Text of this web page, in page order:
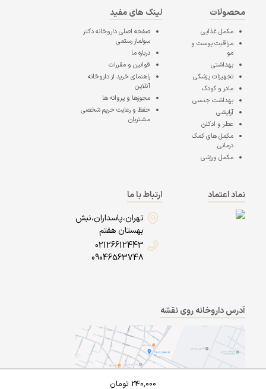
240,000 تومان
محصولات
مکمل غذایی
مراقبت پوست و
مو
بهداشتی
تجهیزات پزشکی
مادر و کودک
بهداشت جنسی
آرایشی
عطر و ادکلن
مکمل های کمک
درمانی
مکمل ورزشی
لینک های مفید
صفحه اصلیداروخانه دکتر
سولماز رستمی
درباره ما
قوانین و مقررات
راهنمای خرید از داروخانه
آنلاین
مجوزها و پروانه ها
حفظ و رعایت حریم شخصی
مشتریان
نماد اعتماد
ارتباط با ما
تهران،پاسداران،نبش
بهستان هفتم
02126612443
09046563748
آدرس داروخانه روی نقشه